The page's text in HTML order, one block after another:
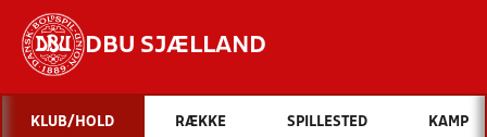
DBU SJÆLLAND
Hvad vil du søge efter?
KLUB/HOLD RÆKKE SPILLESTED KAMP